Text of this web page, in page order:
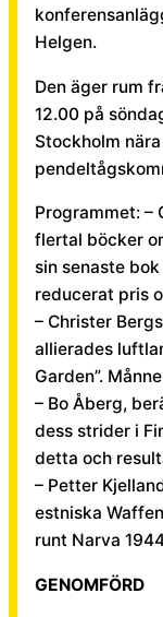
Helgen.
Den äger rum
12.00 på
Stockholm
Programmet:
flertal böcker
sin senaste
reducerat pris
– Christer
allierades
Garden”.
– Bo Åberg,
dess strider i
detta och
– Petter
estniska
runt Narva
GENOMFÖRD